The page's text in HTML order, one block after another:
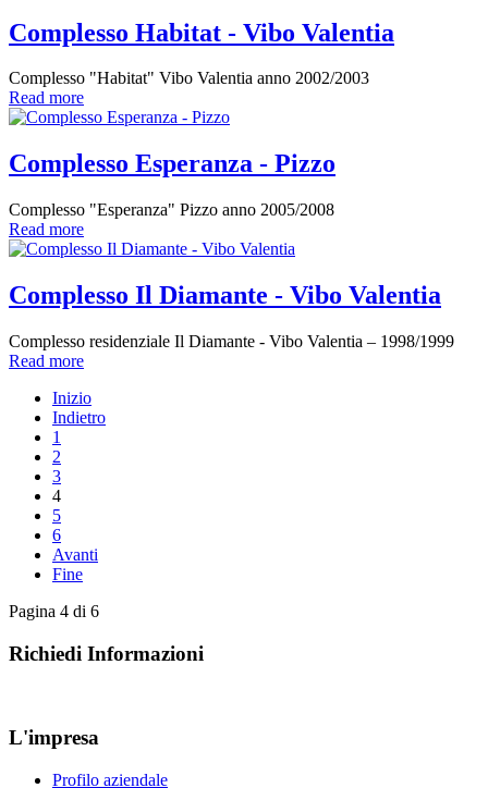
Complesso Habitat - Vibo Valentia
Complesso "Habitat" Vibo Valentia anno 2002/2003
Read more
Complesso Esperanza - Pizzo
Complesso "Esperanza" Pizzo anno 2005/2008
Read more
Complesso Il Diamante - Vibo Valentia
Complesso residenziale Il Diamante - Vibo Valentia – 1998/1999
Read more
Inizio
Indietro
1
2
3
4
5
6
Avanti
Fine
Pagina 4 di 6
Richiedi Informazioni
L'impresa
Profilo aziendale